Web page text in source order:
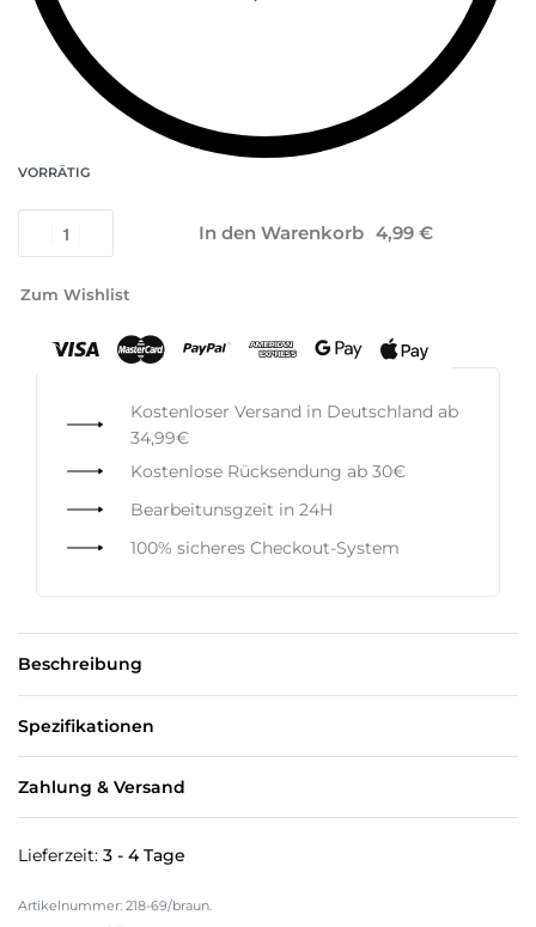
VORRÄTIG
In den Warenkorb
Zum Wishlist
Kostenloser Versand in Deutschland ab
34,99€
Kostenlose Rücksendung ab 30€
Bearbeitunsgzeit in 24H
100% sicheres Checkout-System
Beschreibung
Spezifikationen
Zahlung & Versand
Lieferzeit: 3 - 4 Tage
218-69/braun.